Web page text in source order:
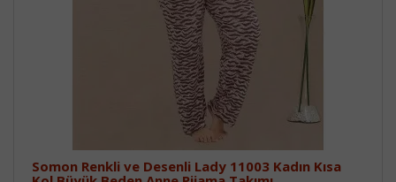
Somon Renkli ve Desenli Lady 11003 Kadın Kısa